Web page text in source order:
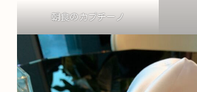
朝食のカプチーノ